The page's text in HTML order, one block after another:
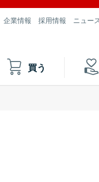
企業情報 採用情報 ニュー
買う